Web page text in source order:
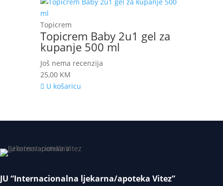
Topicrem
Topicrem Baby 2u1 gel za
kupanje 500 ml
Još nema recenzija
25,00 KM
U košaricu
JU “Internacionalna ljekarna/apoteka Vitez”